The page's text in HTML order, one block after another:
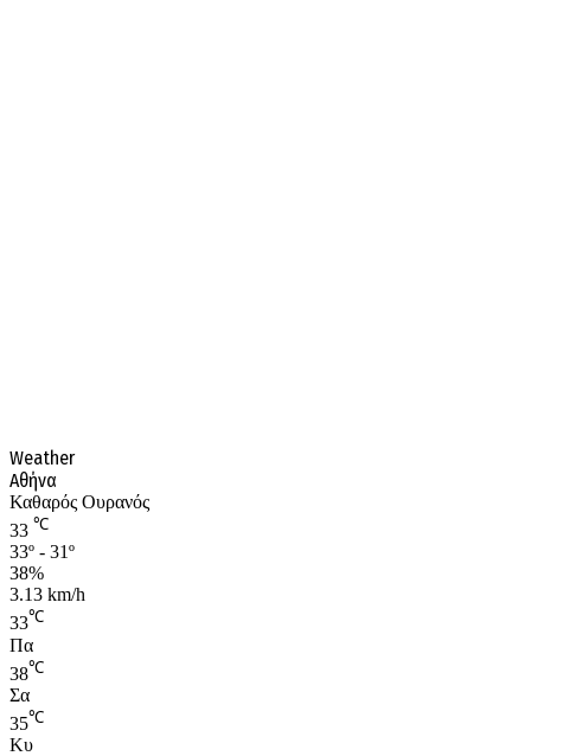
Weather
Αθήνα
Καθαρός Ουρανός
33 ℃
33º - 31º
38%
3.13 km/h
33℃
Πα
38℃
Σα
35℃
Κυ